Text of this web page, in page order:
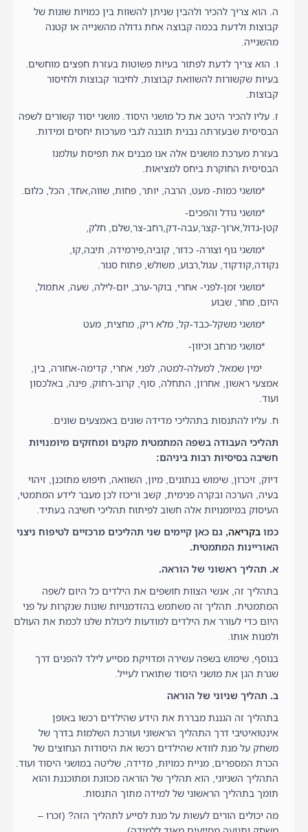
ה. הוא צריך להכיר ולהבין שניתן להשוות בין כמויות שונות של
קבוצות ולדעת בכמה קבוצה אחת גדולה מהשנייה או קטנה
מהשנייה.
ו. הוא צריך לדעת לפתור בעיות פשוטות בעזרת חפצים מוחשים.
בעיות שקשורות להשוואת קבוצות, לחיבור קבוצות ולחיסור
קבוצות.
ז. עליו להכיר היטב את כל מושגי היסוד. מושגי יסוד קשורים לשפה
הבסיסית שבעזרתה נבנית תובנה לגבי מערכות יחסים ומידות.
בעזרת מערכת מושגים אלה אנו מבנים את תפיסת עולמנו
הבסיסית החוקרת ביחס למציאות.
*מושגי כמות- מעט, הרבה, יותר, פחות, שווה,אחד, הכל, כלום.
*מושגי גודל והפכים-
קטן-גדול,ארוך-קצר,עבה-דק,רחב-צר,שלם, חלק,
*מושגי גוף וצורה- כדור, קוביה,פירמידה, תיבה,קו,
נקודה,קודקוד, עגול,רבוע, משולש, פתוח סגור.
*מושגי זמן-לפני- אחרי, בוקר-ערב, יום-לילה, שעה, אתמול,
היום, מחר, שבוע
*מושגי משקל-כבד-קל, מלא ריק, מחצית, מעט
*מושגי מרחב וכיוון-
ימין שמאל, למעלה-למטה, לפני, אחרי, קדימה-אחורה, בין,
אמצעי ראשון, אחרון, התחלה, סוף, קרוב-רחוק, פינה, באלכסון
ועוד.
ח. עליו להתנסות בתהליכי מדידה שונים באמצעים שונים.
תהליכי העבודה בשפה המתמטית מקנים ומחזקים מיומנויות
חשיבה בסיסיות רבות ביניהם:
דיוק, זיכרון, שימוש בנתונים, מיון, השוואה, חיפוש מתוכנן, זיהוי
בעיה, הערכה ובקרה פנימית, קשב וריכוז לכן מעבר לידע המתמטי,
העיסוק במיומנויות אלה חשוב לפיתוח תהליכי חשיבה בעתיד.
כמו בקריאה, גם כאן קיימים שני תהליכים מרכזיים לטיפוח ניצני
האוריינות המתמטית.
א. תהליך ראשוני של הוראה.
בתהליך זה, אנשי הצוות חושפים את הילדים כל היום לשפה
המתמטית. תהליך זה משתמש בהזדמנויות שונות שנקרות על פני
היום כדי לעורר את הילדים למודעות ליכולת שלנו לכמת את העולם
ולמנות אותו.
בנוסף, שימוש בשפה עשירה ומדויקת מסייע לילד להפנים דרך
שגרת הגן את מושגי היסוד שתוארו לעייל.
ב. תהליך שניוני של הוראה
בתהליך זה הגננת מבררת את הידע שהילדים רכשו באופן
אינטואיטיבי דרך התהליך הראשוני ועורכת השלמות בדרך של
משחק על מנת לוודא שהילדים רכשו את היסודות הנחוצים של
הכרת המספרים, מניית כמויות, מדידה, שליטה במושגי היסוד ועוד.
התהליך השניוני, הוא תהליך של הוראה מכוונת ומתוכננת והוא
תומך בתהליך הראשוני של למידה מתוך התנסות.
מה יכולים הורים לעשות על מנת לסייע לתהליך הזה? (זכרו –